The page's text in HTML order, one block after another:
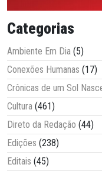
Categorias
Ambiente Em Dia (5)
Conexões Humanas (17)
Crônicas de um Sol
Cultura (461)
Direto da Redação (44)
Edições (238)
Editais (45)